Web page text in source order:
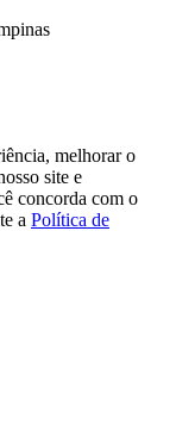
melhorar o
site e
concorda com o
a Política de